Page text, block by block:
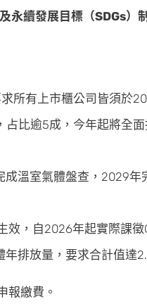
永續發展目標（SDGs）
所有上市櫃公司皆須於
比逾5成，今年起將全
溫室氣體盤查，2029
，自2026年起實際課徵
排放量，要求合計值達
報繳費。